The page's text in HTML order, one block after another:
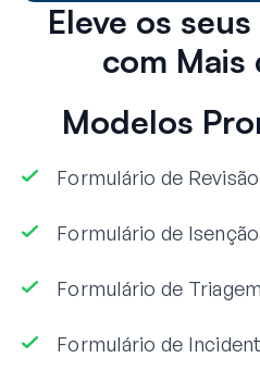
Eleve os
com Mais
Modelos
Formulário de Revisão
Formulário de Isenção
Formulário de Triagem
Formulário de